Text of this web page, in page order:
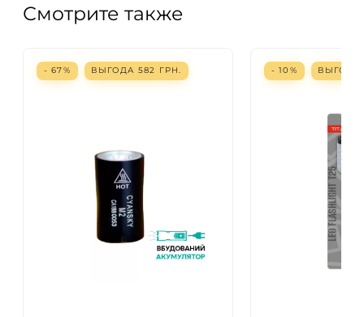
Смотрите также
- 67% ВЫГОДА 582 ГРН. - 10% ВЫГОДА